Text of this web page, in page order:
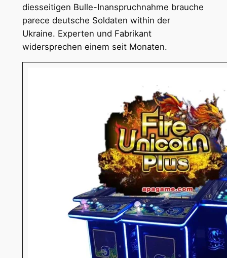
diesseitigen Bulle-Inanspruchnahme brauche
parece deutsche Soldaten within der
Ukraine. Experten und Fabrikant
widersprechen einem seit Monaten.